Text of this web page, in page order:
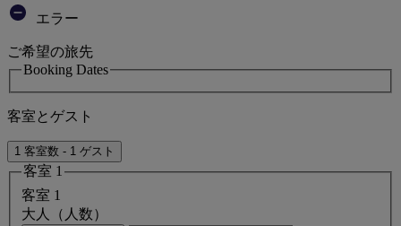
エラー
ご希望の旅先
Booking Dates
客室とゲスト
1 客室数 - 1 ゲスト
客室 1
客室 1
大人（人数）